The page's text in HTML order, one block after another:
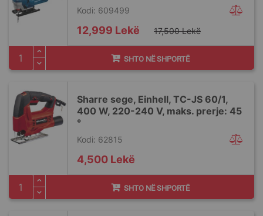
Kodi: 609499
Special
Price
12,999 Lekë 17,500 Lekë
SHTO NË SHPORTË
Sharre sege, Einhell, ΤC-JS 60/1,
400 W, 220-240 V, maks. prerje: 45
°
Kodi: 62815
4,500 Lekë
SHTO NË SHPORTË